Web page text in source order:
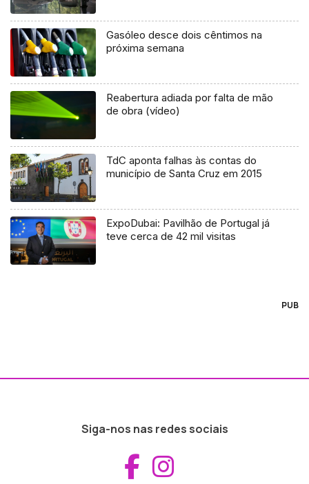
Gasóleo desce dois cêntimos na
próxima semana
Reabertura adiada por falta de mão
de obra (vídeo)
TdC aponta falhas às contas do
município de Santa Cruz em 2015
ExpoDubai: Pavilhão de Portugal já
teve cerca de 42 mil visitas
PUB
Siga-nos nas redes sociais
Aceder ao